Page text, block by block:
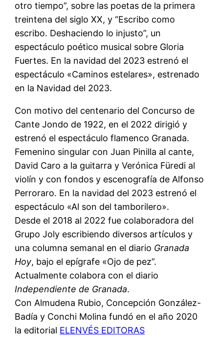
otro tiempo”, sobre las poetas de la primera
treintena del siglo XX, y “Escribo como
escribo. Deshaciendo lo injusto”, un
espectáculo poético musical sobre Gloria
Fuertes. En la navidad del 2023 estrenó el
espectáculo «Caminos estelares», estrenado
en la Navidad del 2023.
Con motivo del centenario del Concurso de
Cante Jondo de 1922, en el 2022 dirigió y
estrenó el espectáculo flamenco Granada.
Femenino singular con Juan Pinilla al cante,
David Caro a la guitarra y Verónica Füredi al
violín y con fondos y escenografía de Alfonso
Perroraro. En la navidad del 2023 estrenó el
espectáculo «Al son del tamborilero».
Desde el 2018 al 2022 fue colaboradora del
Grupo Joly escribiendo diversos artículos y
una columna semanal en el diario Granada
Hoy, bajo el epígrafe «Ojo de pez”.
Actualmente colabora con el diario
Independiente de Granada.
Con Almudena Rubio, Concepción González-
Badía y Conchi Molina fundó en el año 2020
la editorial ELENVÉS EDITORAS